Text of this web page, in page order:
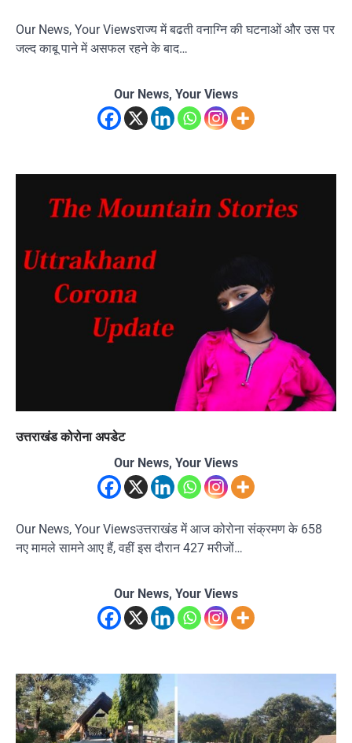
Our News, Your Viewsराज्य में बढती वनाग्नि की घटनाओं और उस पर
जल्द काबू पाने में असफल रहने के बाद…
Our News, Your Views
उत्तराखंड कोरोना अपडेट
Our News, Your Views
Our News, Your Viewsउत्तराखंड में आज कोरोना संक्रमण के 658
नए मामले सामने आए हैं, वहीं इस दौरान 427 मरीजों…
Our News, Your Views